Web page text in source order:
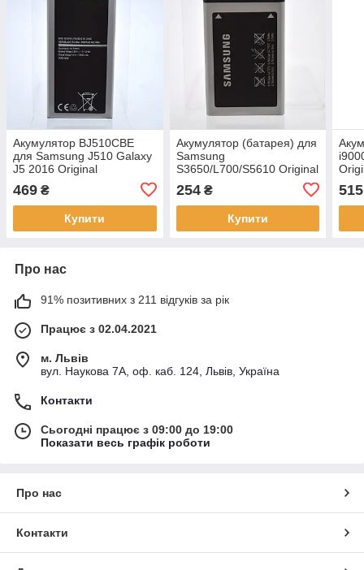
Акумулятор BJ510CBE
для Samsung J510 Galaxy
J5 2016 Original
469 ₴
Купити
Акумулятор (батарея) для
Samsung
S3650/L700/S5610 Original
254₴
Купити
515
Про нас
91% позитивних з 211 відгуків за рік
Працює з 02.04.2021
м. Львів
вул. Наукова 7А, оф. каб. 124, Львів, Україна
Контакти
Сьогодні працює з 09:00 до 19:00
Показати весь графік роботи
Про нас
Контакти